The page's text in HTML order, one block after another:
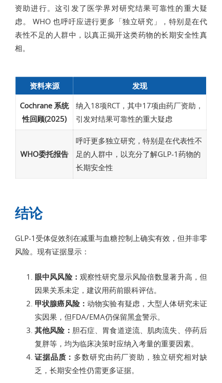
资助进行。这引发了医学界对研究结果可靠性的重大疑
虑。 WHO 也呼吁应进行更多「独立研究」，特别是在代
表性不足的人群中，以真正揭开这类药物的长期安全性真
相。
资料来源
发现
Cochrane 系统
性回顾(2025)
纳入18项RCT，其中17项由药厂资助，
引发对结果可靠性的重大疑虑
WHO委托报告
呼吁更多独立研究，特别是在代表性不
足的人群中，以充分了解GLP-1药物的
长期安全性
结论
GLP-1受体促效剂在减重与血糖控制上确实有效，但并非零
风险。现有证据显示：
眼中风风险： 观察性研究显示风险倍数显著升高，但
因果关系未定，建议用药前眼科评估。
甲状腺癌风险： 动物实验有疑虑，大型人体研究未证
实因果，但FDA/EMA仍保留黑盒警示。
其他风险： 胆石症、胃食道逆流、肌肉流失、停药后
复胖等，均为临床决策时应纳入考量的重要因素。
证据品质： 多数研究由药厂资助，独立研究相对缺
乏，长期安全性仍需更多证据。